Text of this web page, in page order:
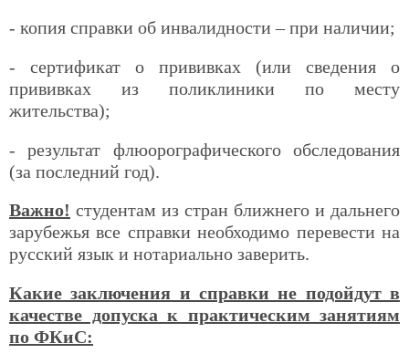
- копия справки об инвалидности – при наличии;
- сертификат о прививках (или сведения о
прививках из поликлиники по месту
жительства);
- результат флюорографического обследования
(за последний год).
Важно! студентам из стран ближнего и дальнего
зарубежья все справки необходимо перевести на
русский язык и нотариально заверить.
Какие заключения и справки не подойдут в
качестве допуска к практическим занятиям
по ФКиС: